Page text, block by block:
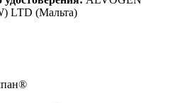
LTD (Мальта)